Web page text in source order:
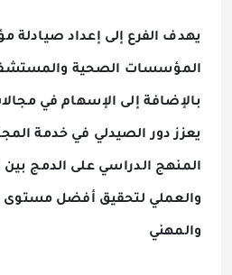
يهدف الفرع إلى إعداد صيادلة
المؤسسات الصحية
بالإضافة إلى الإسهام في
يعزز دور الصيدلي في خدمة
المنهج الدراسي على الدمج بين
والعملي لتحقيق أفضل مستوى
والمهني